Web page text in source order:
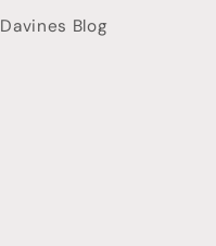
Davines Blog